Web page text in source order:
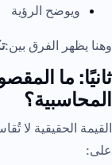
ويوضح الرؤية
وهنا يظهر الفرق بين:
ثانيًا: ما
المحاسبية؟
القيمة الحقيقية لا
على: